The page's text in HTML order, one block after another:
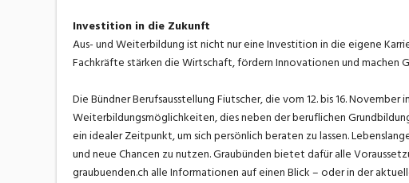
Investition in die Zukunft
Aus- und Weiterbildung ist nicht nur eine Investition in die eigene
Fachkräfte stärken die Wirtschaft, fördern Innovationen und machen
Die Bündner Berufsausstellung Fiutscher, die vom 12. bis 16.
Weiterbildungsmöglichkeiten, dies neben der beruflichen
ein idealer Zeitpunkt, um sich persönlich beraten zu lassen.
und neue Chancen zu nutzen. Graubünden bietet dafür alle
graubuenden.ch alle Informationen auf einen Blick – oder in der